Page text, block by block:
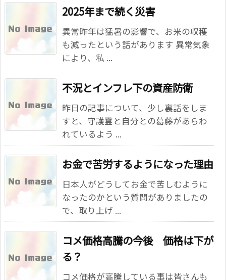
2025年まで続く災害
異常昨年は猛暑の影響で、お米の収穫
も減ったという話があります 異常気象
により、私 ...
不況とインフレ下の資産防衛
昨日の記事について、少し裏話をしま
すと、守護霊と自分との葛藤があらわ
れているよう ...
お金で苦労するようになった理由
日本人がどうしてお金で苦しむように
なったのかという質問がありましたの
で、取り上げ ...
コメ価格高騰の今後 価格は下が
る？
コメ価格が高騰している事は皆さんも